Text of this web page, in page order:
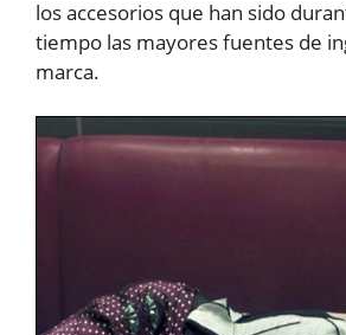
los accesorios que han sido
tiempo las mayores fuentes de
marca.